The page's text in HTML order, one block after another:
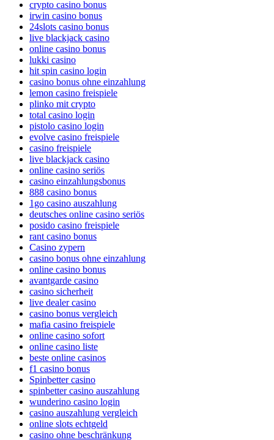
crypto casino bonus
irwin casino bonus
24slots casino bonus
live blackjack casino
online casino bonus
lukki casino
hit spin casino login
casino bonus ohne einzahlung
lemon casino freispiele
plinko mit crypto
total casino login
pistolo casino login
evolve casino freispiele
casino freispiele
live blackjack casino
online casino seriös
casino einzahlungsbonus
888 casino bonus
1go casino auszahlung
deutsches online casino seriös
posido casino freispiele
rant casino bonus
Casino zypern
casino bonus ohne einzahlung
online casino bonus
avantgarde casino
casino sicherheit
live dealer casino
casino bonus vergleich
mafia casino freispiele
online casino sofort
online casino liste
beste online casinos
f1 casino bonus
Spinbetter casino
spinbetter casino auszahlung
wunderino casino login
casino auszahlung vergleich
online slots echtgeld
casino ohne beschränkung